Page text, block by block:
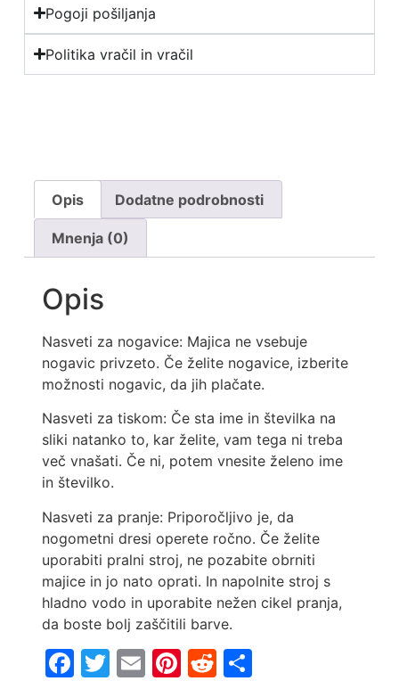
Pogoji pošiljanja
Politika vračil in vračil
Opis Dodatne podrobnosti
Mnenja (0)
Opis
Nasveti za nogavice: Majica ne vsebuje
nogavic privzeto. Če želite nogavice, izberite
možnosti nogavic, da jih plačate.
Nasveti za tiskom: Če sta ime in številka na
sliki natanko to, kar želite, vam tega ni treba
več vnašati. Če ni, potem vnesite želeno ime
in številko.
Nasveti za pranje: Priporočljivo je, da
nogometni dresi operete ročno. Če želite
uporabiti pralni stroj, ne pozabite obrniti
majice in jo nato oprati. In napolnite stroj s
hladno vodo in uporabite nežen cikel pranja,
da boste bolj zaščitili barve.
Facebook
Twitter
EmailPinterest
Reddit
Share